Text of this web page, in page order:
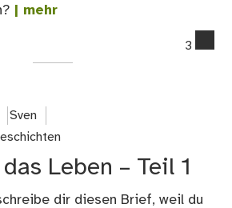
| mehr
3
Sven
Leben – Teil 1
dir diesen Brief, weil du